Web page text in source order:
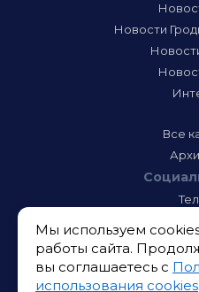
Новости
Все
Мы используем
работы сайта.
вы соглашаетесь с
использования cookies